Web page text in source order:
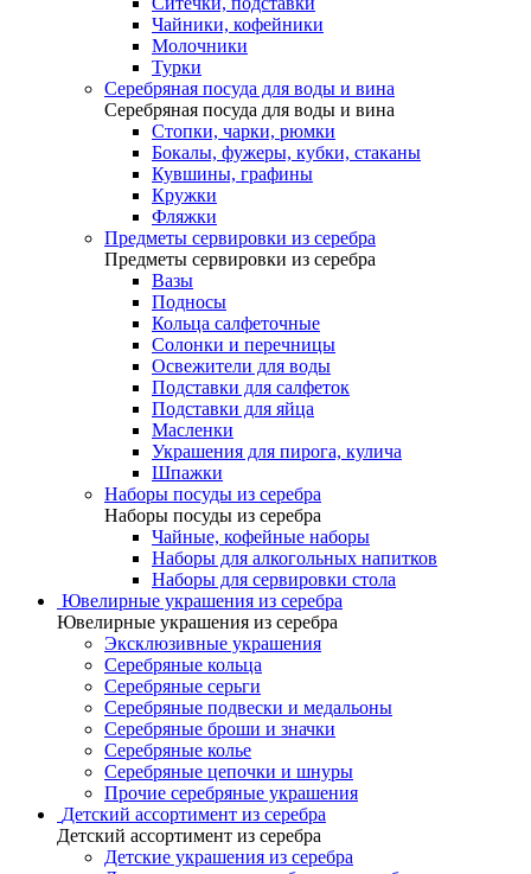
Чайники, кофейники
Молочники
Турки
Серебряная посуда для воды и вина
Серебряная посуда для воды и вина
Стопки, чарки, рюмки
Бокалы, фужеры, кубки, стаканы
Кувшины, графины
Кружки
Фляжки
Предметы сервировки из серебра
Предметы сервировки из серебра
Вазы
Подносы
Кольца салфеточные
Солонки и перечницы
Освежители для воды
Подставки для салфеток
Подставки для яйца
Масленки
Украшения для пирога, кулича
Шпажки
Наборы посуды из серебра
Наборы посуды из серебра
Чайные, кофейные наборы
Наборы для алкогольных напитков
Наборы для сервировки стола
Ювелирные украшения из серебра
Ювелирные украшения из серебра
Эксклюзивные украшения
Серебряные кольца
Серебряные серьги
Серебряные подвески и медальоны
Серебряные броши и значки
Серебряные колье
Серебряные цепочки и шнуры
Прочие серебряные украшения
Детский ассортимент из серебра
Детский ассортимент из серебра
Детские украшения из серебра